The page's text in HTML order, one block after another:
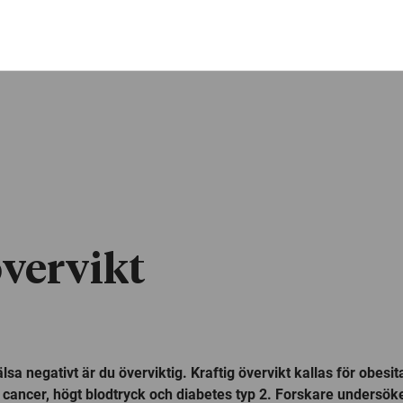
negativt är du överviktig. Kraftig övervikt kallas för
högt blodtryck och diabetes typ 2. Forskare